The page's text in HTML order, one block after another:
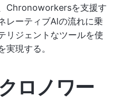
Chronoworkersを支援す
レーティブAIの流れに乗
リジェントなツールを使
実現する。
ロノワー